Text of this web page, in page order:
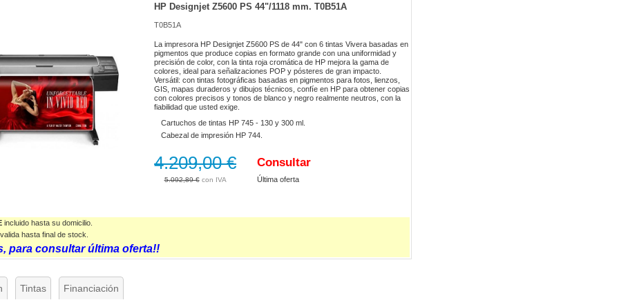
HP Designjet Z5600 PS 44"/1118 mm. T0B51A
T0B51A
La impresora HP Designjet Z5600 PS de 44" con 6 tintas Vivera basadas en
pigmentos que produce copias en formato grande con una uniformidad y
precisión de color, con la tinta roja cromática de HP mejora la gama de
colores, ideal para señalizaciones POP y pósteres de gran impacto.
Versátil: con tintas fotográficas basadas en pigmentos para fotos, lienzos,
GIS, mapas duraderos y dibujos técnicos, confíe en HP para obtener copias
con colores precisos y tonos de blanco y negro realmente neutros, con la
fiabilidad que usted exige.
Cartuchos de tintas HP 745 - 130 y 300 ml.
Cabezal de impresión HP 744.
5.092,89 €
4.209,00 € Consultar
Última oferta
incluido hasta su domicilio.
valida hasta final de stock.
para consultar última oferta!!
Tintas Financiación